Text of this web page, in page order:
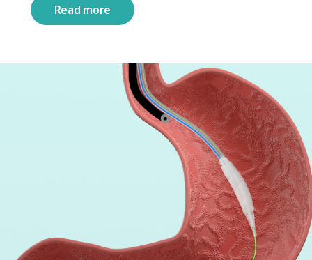
Read more